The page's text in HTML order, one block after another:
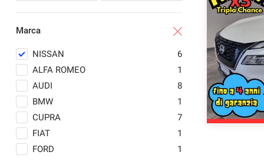
Marca
NISSAN
6
ALFA ROMEO
1
AUDI
8
BMW
1
CUPRA
7
FIAT
1
FORD
1
questi
di
tracciamento
si
rimanda
alla
cookie
policy.
rivedere
e
modificare